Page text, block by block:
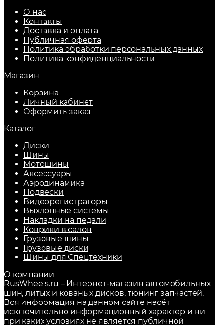
Мы осуществляем быструю доставку
автомобильных шин и дисков в любой регион
России, обеспечивая удобство и качество
обслуживания.
О нас
Контакты
Доставка и оплата
Публичная оферта
Политика обработки персональных данных
​Политика конфиденциальности
Магазин
Корзина
Личный кабинет
Оформить заказ
Каталог
Диски
Шины
Мотошины
Аксессуары
Аэродинамика
Подвески
Видеорегистраторы
Выхлопные системы
Накладки на педали
Коврики в салон
Грузовые шины
Грузовые диски
Шины для Спецтехники
О компании
RusWheels.ru – Интернет-магазин автомобильных
шин, литых и кованых дисков, тюнинг запчастей.
Вся информация на данном сайте несёт
исключительно информационный характер и ни
при каких условиях не является публичной